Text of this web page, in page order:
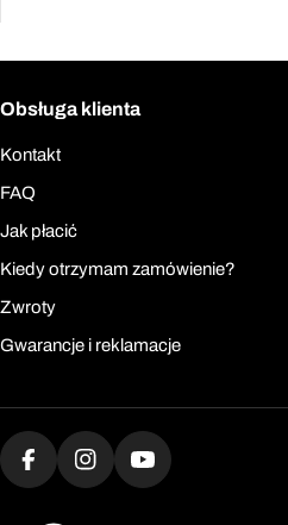
Obsługa klienta
Kontakt
FAQ
Jak płacić
Kiedy otrzymam zamówienie?
Zwroty
Gwarancje i reklamacje
FacebookInstagramYouTube